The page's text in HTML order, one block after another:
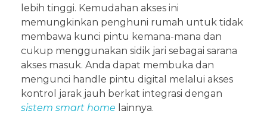
lebih tinggi. Kemudahan akses ini
memungkinkan penghuni rumah untuk tidak
membawa kunci pintu kemana-mana dan
cukup menggunakan sidik jari sebagai sarana
akses masuk. Anda dapat membuka dan
mengunci handle pintu digital melalui akses
kontrol jarak jauh berkat integrasi dengan
sistem smart home lainnya.